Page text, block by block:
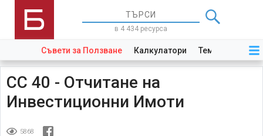
в 4 434 ресурса
Съвети за Ползване Калкулатори Теми Закони
СС 40 - Отчитане на
Инвестиционни Имоти
5868